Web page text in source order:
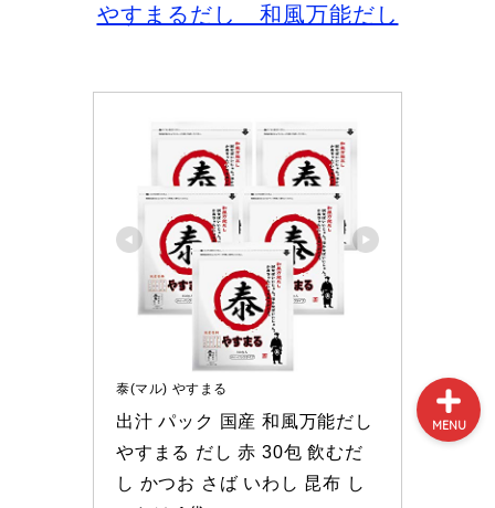
やすまるだし 和風万能だし
泰(マル) やすまる
出汁 パック 国産 和風万能だし
やすまる だし 赤 30包 飲むだ
し かつお さば いわし 昆布 し
MENU
プロフィール
サイトマップ
お問い合わせ